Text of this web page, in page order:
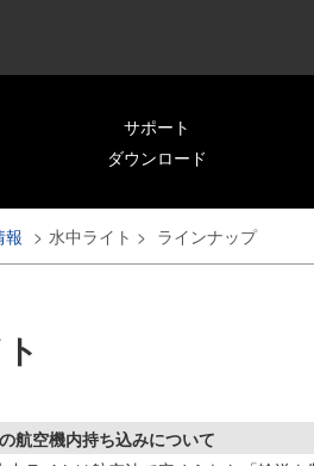
サポート
ダウンロード
報 > 水中ライト > ラインナップ
航空機内持ち込みについて